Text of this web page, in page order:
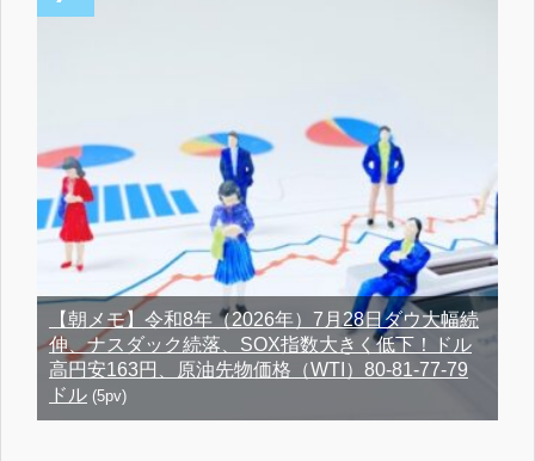
【朝メモ】令和8年（2026年）7月28日ダウ大幅続
伸、ナスダック続落、SOX指数大きく低下！ドル
高円安163円、原油先物価格（WTI）80-81-77-79
ドル (5pv)